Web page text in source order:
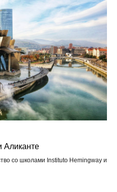
Аликанте
со школами Instituto Hemingway и